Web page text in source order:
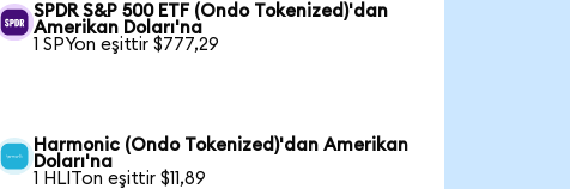
SPDR S&P 500 ETF (Ondo Tokenized)'dan
Amerikan Doları'na
1 SPYon eşittir $777,29
Harmonic (Ondo Tokenized)'dan Amerikan
Doları'na
1 HLITon eşittir $11,89